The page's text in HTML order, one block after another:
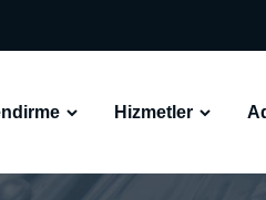
Hizmetler